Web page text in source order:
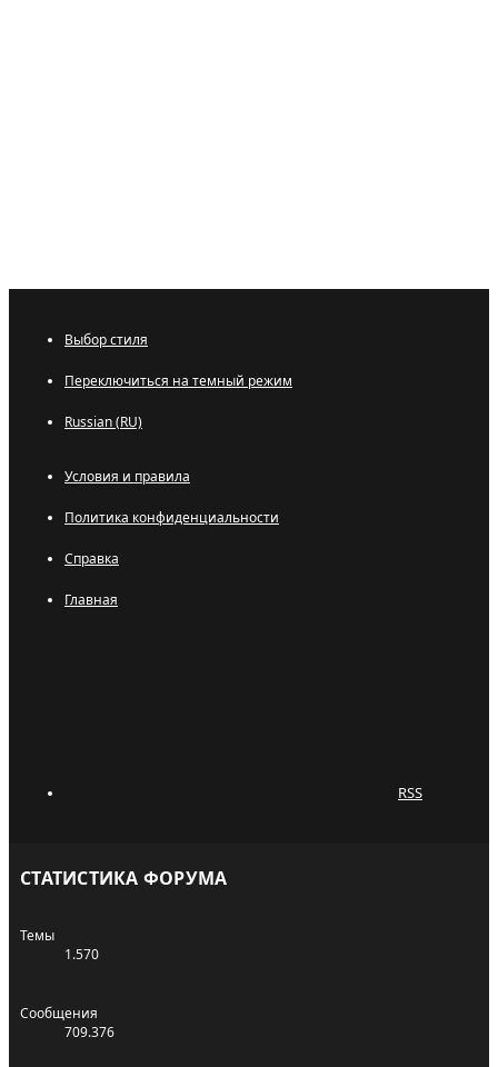
Выбор стиля
Переключиться на темный режим
Russian (RU)
Условия и правила
Политика конфиденциальности
Справка
Главная
RSS
СТАТИСТИКА ФОРУМА
Темы
1.570
Сообщения
709.376